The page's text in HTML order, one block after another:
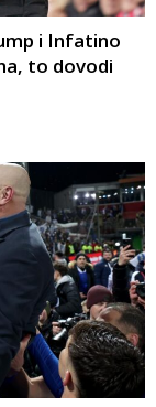
i Infatino
to dovodi